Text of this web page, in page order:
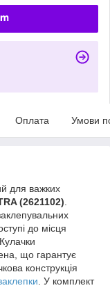
Оплата Умови
для важких
(2621102)
до місця
що гарантує
конструкція
. У комплект